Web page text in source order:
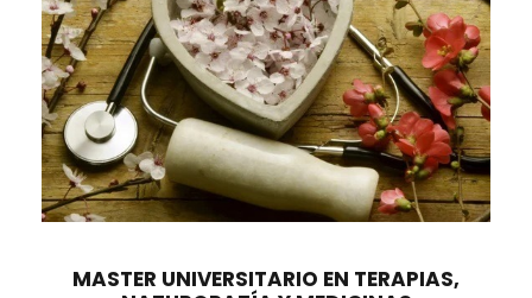
MASTER UNIVERSITARIO EN TERAPIAS,